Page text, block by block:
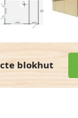
blokhut